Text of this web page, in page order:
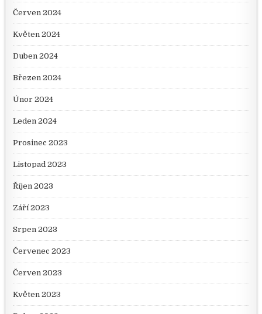
Červen 2024
Květen 2024
Duben 2024
Březen 2024
Únor 2024
Leden 2024
Prosinec 2023
Listopad 2023
Říjen 2023
Září 2023
Srpen 2023
Červenec 2023
Červen 2023
Květen 2023